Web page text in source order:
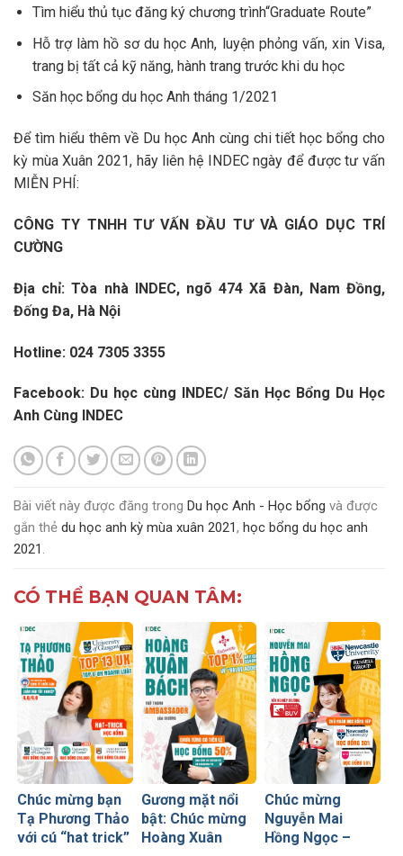
Tìm hiểu thủ tục đăng ký chương trình“Graduate Route”
Hỗ trợ làm hồ sơ du học Anh, luyện phỏng vấn, xin Visa,
trang bị tất cả kỹ năng, hành trang trước khi du học
Săn học bổng du học Anh tháng 1/2021
Để tìm hiểu thêm về Du học Anh cùng chi tiết học bổng cho
kỳ mùa Xuân 2021, hãy liên hệ INDEC ngày để được tư vấn
MIỄN PHÍ:
CÔNG TY TNHH TƯ VẤN ĐẦU TƯ VÀ GIÁO DỤC TRÍ
CƯỜNG
Địa chỉ: Tòa nhà INDEC, ngõ 474 Xã Đàn, Nam Đồng,
Đống Đa, Hà Nội
Hotline: 024 7305 3355
Facebook: Du học cùng INDEC/ Săn Học Bổng Du Học
Anh Cùng INDEC
Bài viết này được đăng trong Du học Anh - Học bổng và được
gắn thẻ du học anh kỳ mùa xuân 2021, học bổng du học anh
2021 .
CÓ THỂ BẠN QUAN TÂM:
Chúc mừng bạn
Tạ Phương Thảo
với cú “hat trick”
Gương mặt nổi
bật: Chúc mừng
Hoàng Xuân
Chúc mừng
Nguyễn Mai
Hồng Ngọc –